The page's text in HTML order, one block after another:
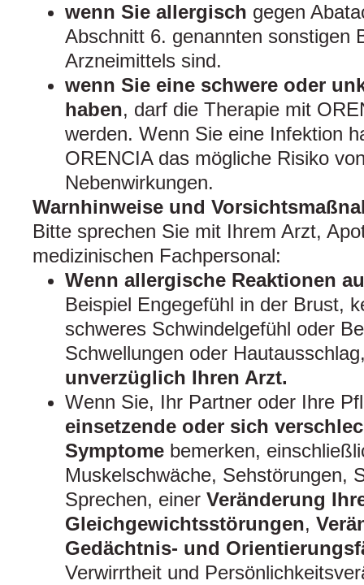
wenn Sie allergisch gegen
Abschnitt 6. genannten sonstigen
Arzneimittels sind.
wenn Sie eine schwere oder
haben, darf die Therapie mit
werden. Wenn Sie eine Infektion
ORENCIA das mögliche Risiko
Nebenwirkungen.
Warnhinweise und
Bitte sprechen Sie mit Ihrem Arzt,
medizinischen Fachpersonal:
Wenn allergische Reaktionen
Beispiel Engegefühl in der Brust,
schweres Schwindelgefühl oder
Schwellungen oder
unverzüglich Ihren Arzt.
Wenn Sie, Ihr Partner oder Ihre
einsetzende oder sich
Symptome bemerken,
Muskelschwäche, Sehstörungen,
Sprechen, einer Veränderung
Gleichgewichtsstörungen,
Gedächtnis- und
Verwirrtheit und